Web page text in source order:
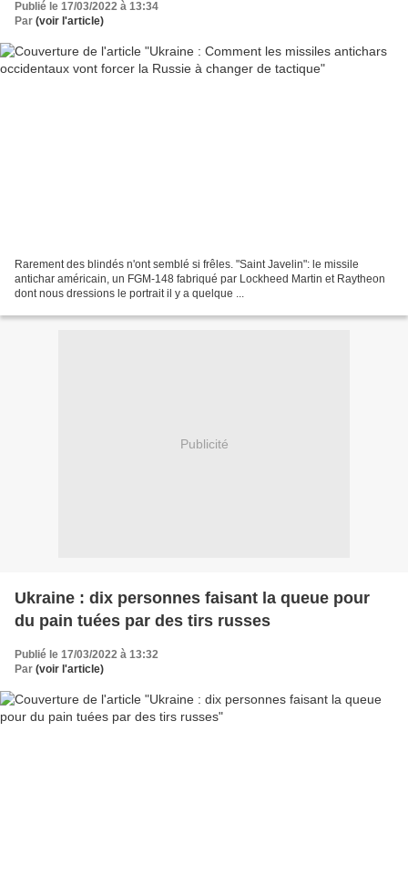
Publié le 17/03/2022 à 13:34
Par (voir l'article)
Rarement des blindés n'ont semblé si frêles. "Saint Javelin": le missile
antichar américain, un FGM-148 fabriqué par Lockheed Martin et Raytheon
dont nous dressions le portrait il y a quelque ...
Publicité
Ukraine : dix personnes faisant la queue pour
du pain tuées par des tirs russes
Publié le 17/03/2022 à 13:32
Par (voir l'article)